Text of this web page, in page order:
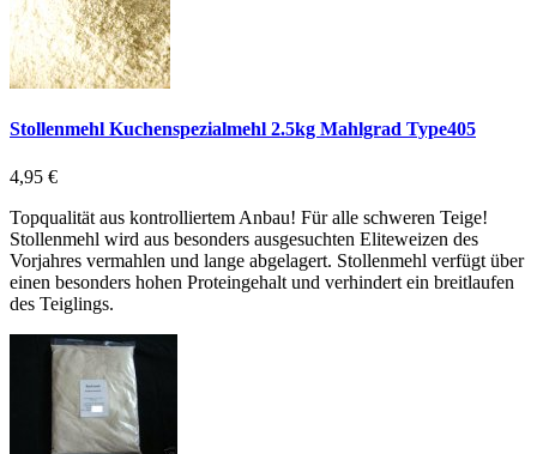
Stollenmehl Kuchenspezialmehl 2.5kg Mahlgrad Type405
4,95 €
Topqualität aus kontrolliertem Anbau! Für alle schweren Teige!
Stollenmehl wird aus besonders ausgesuchten Eliteweizen des
Vorjahres vermahlen und lange abgelagert. Stollenmehl verfügt über
einen besonders hohen Proteingehalt und verhindert ein breitlaufen
des Teiglings.